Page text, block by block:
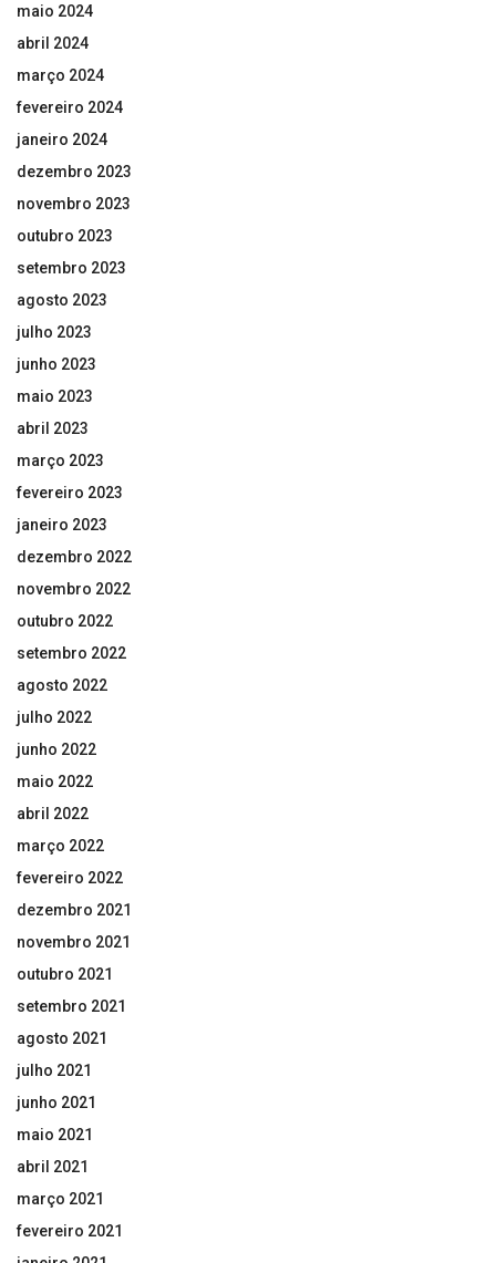
maio 2024
abril 2024
março 2024
fevereiro 2024
janeiro 2024
dezembro 2023
novembro 2023
outubro 2023
setembro 2023
agosto 2023
julho 2023
junho 2023
maio 2023
abril 2023
março 2023
fevereiro 2023
janeiro 2023
dezembro 2022
novembro 2022
outubro 2022
setembro 2022
agosto 2022
julho 2022
junho 2022
maio 2022
abril 2022
março 2022
fevereiro 2022
dezembro 2021
novembro 2021
outubro 2021
setembro 2021
agosto 2021
julho 2021
junho 2021
maio 2021
abril 2021
março 2021
fevereiro 2021